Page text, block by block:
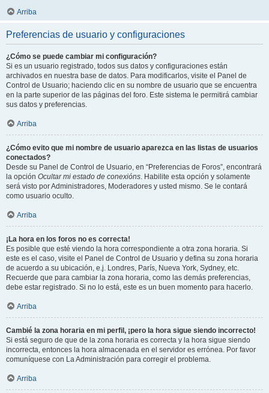
Arriba
Preferencias de usuario y configuraciones
¿Cómo se puede cambiar mi configuración?
Si es un usuario registrado, todos sus datos y configuraciones están
archivados en nuestra base de datos. Para modificarlos, visite el Panel de
Control de Usuario; haciendo clic en su nombre de usuario que se encuentra
en la parte superior de las páginas del foro. Este sistema le permitirá cambiar
sus datos y preferencias.
Arriba
¿Cómo evito que mi nombre de usuario aparezca en las listas de usuarios
conectados?
Desde su Panel de Control de Usuario, en “Preferencias de Foros”, encontrará
la opción Ocultar mi estado de conexións. Habilite esta opción y solamente
será visto por Administradores, Moderadores y usted mismo. Se le contará
como usuario oculto.
Arriba
¡La hora en los foros no es correcta!
Es posible que esté viendo la hora correspondiente a otra zona horaria. Si
este es el caso, visite el Panel de Control de Usuario y defina su zona horaria
de acuerdo a su ubicación, e.j. Londres, París, Nueva York, Sydney, etc.
Recuerde que para cambiar la zona horaria, como las demás preferencias,
debe estar registrado. Si no lo está, este es un buen momento para hacerlo.
Arriba
Cambié la zona horaria en mi perfil, ¡pero la hora sigue siendo incorrecto!
Si está seguro de que de la zona horaria es correcta y la hora sigue siendo
incorrecta, entonces la hora almacenada en el servidor es errónea. Por favor
comuníquese con La Administración para corregir el problema.
Arriba